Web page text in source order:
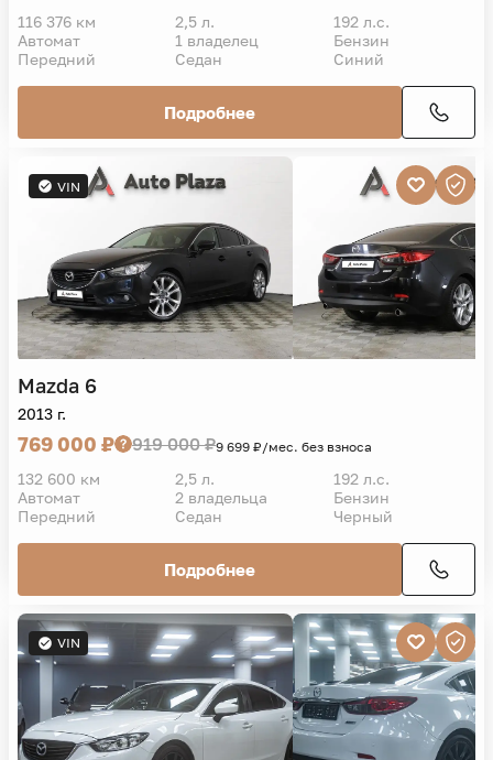
116 376 км 2,5 л.
192 л.с.
Автомат
1 владелец
Бензин
Передний
Седан Синий
Подробнее
VIN
Mazda 6
2013 г.
769 000 ₽ 919 000 ₽9 699 ₽/мес. без взноса
132 600 км 2,5 л.
192 л.с.
Автомат
2 владельца
Бензин
Передний
Седан Черный
Подробнее
VIN